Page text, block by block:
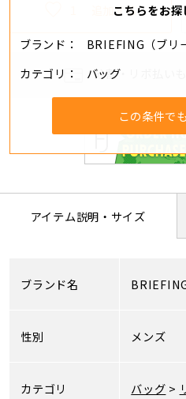
こちらをお探
ブランド
BRIEFING（ブリ
カテゴリ
バッグ
この条件で
追加する
分割・リボ払い
アイテム説明・サイズ
ブランド名
性別 メンズ
カテゴリ バッグ >